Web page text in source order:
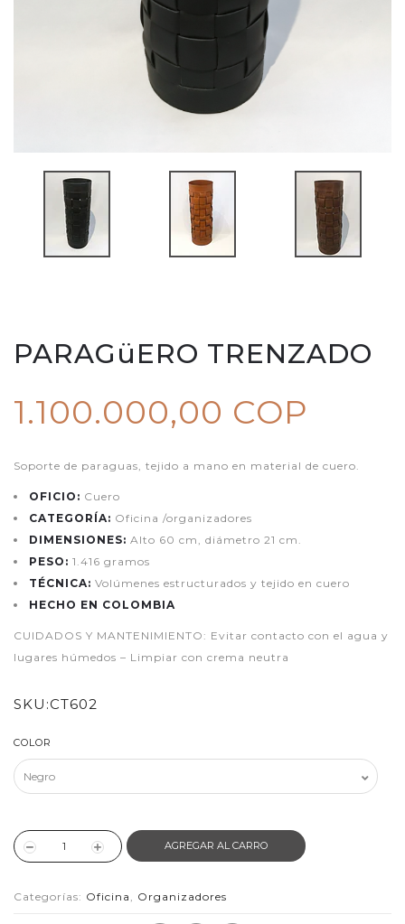
PARAGüERO TRENZADO
1.100.000,00 COP
Soporte de paraguas, tejido a mano en material de cuero.
OFICIO: Cuero
CATEGORÍA: Oficina /organizadores
DIMENSIONES: Alto 60 cm, diámetro 21 cm.
PESO: 1.416 gramos
TÉCNICA: Volúmenes estructurados y tejido en cuero
HECHO EN COLOMBIA
CUIDADOS Y MANTENIMIENTO: Evitar contacto con el agua y
lugares húmedos – Limpiar con crema neutra
SKU:CT602
COLOR
AGREGAR AL CARRO
Categorías: Oficina Organizadores